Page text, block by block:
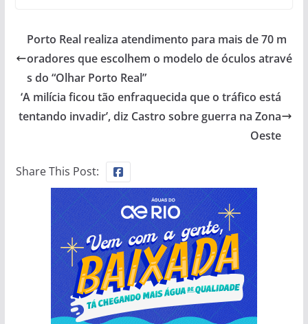
Porto Real realiza atendimento para mais de 70 m
oradores que escolhem o modelo de óculos atravé
s do “Olhar Porto Real”
‘A milícia ficou tão enfraquecida que o tráfico está
tentando invadir’, diz Castro sobre guerra na Zona
Oeste
Share This Post: